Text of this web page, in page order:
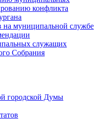
конфликта
на муниципальной службе
служащих
Cобрания
городской Думы